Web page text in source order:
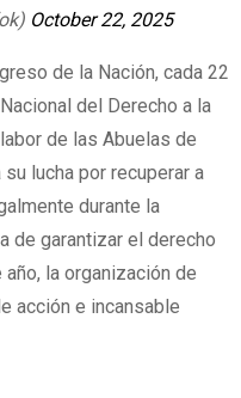
October 22, 2025
de la Nación, cada 22
del Derecho a la
de las Abuelas de
lucha por recuperar a
durante la
de garantizar el derecho
la organización de
acción e incansable